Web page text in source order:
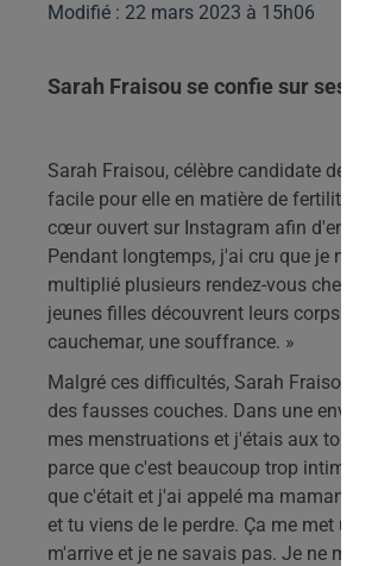
Modifié : 22 mars 2023 à 15h06
Sarah Fraisou se confie sur ses
Sarah Fraisou, célèbre candidate de
facile pour elle en matière de fertilité.
cœur ouvert sur Instagram afin
Pendant longtemps, j'ai cru que je ne
multiplié plusieurs rendez-vous chez
jeunes filles découvrent leurs corps et
cauchemar, une souffrance. »
Malgré ces difficultés, Sarah Fraisou
des fausses couches. Dans une envie
mes menstruations et j'étais aux
parce que c'est beaucoup trop intime.
que c'était et j'ai appelé ma maman.
et tu viens de le perdre. Ça me met
m'arrive et je ne savais pas. Je ne